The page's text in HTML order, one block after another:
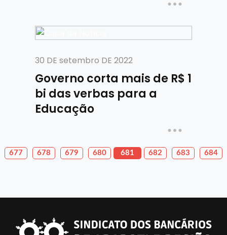
30 DE setembro DE 2022
Governo corta mais de R$ 1
bi das verbas para a
Educação
677 678 679 680 681 682 683 684